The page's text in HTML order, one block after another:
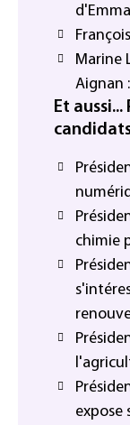
Marine
Aignan
Et
chimie
expose